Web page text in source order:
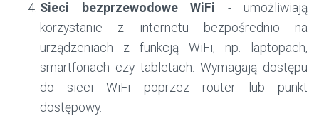
Sieci bezprzewodowe WiFi - umożliwiają
korzystanie z internetu bezpośrednio na
urządzeniach z funkcją WiFi, np. laptopach,
smartfonach czy tabletach. Wymagają dostępu
do sieci WiFi poprzez router lub punkt
dostępowy.